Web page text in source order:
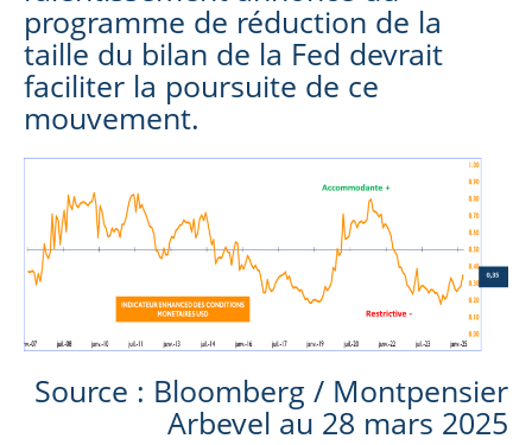
programme de réduction de la
taille du bilan de la Fed devrait
faciliter la poursuite de ce
mouvement.
Source : Bloomberg / Montpensier
Arbevel au 28 mars 2025